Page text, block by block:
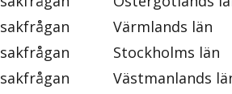
sakfrågan
Värmlands län
sakfrågan
Stockholms län
sakfrågan
Västmanlands